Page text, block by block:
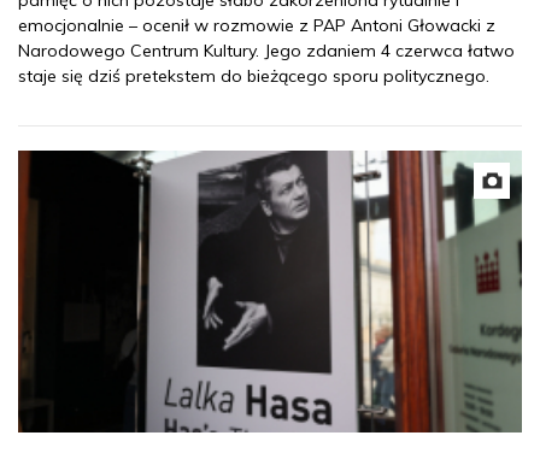
emocjonalnie – ocenił w rozmowie z PAP Antoni Głowacki z
Narodowego Centrum Kultury. Jego zdaniem 4 czerwca łatwo
staje się dziś pretekstem do bieżącego sporu politycznego.